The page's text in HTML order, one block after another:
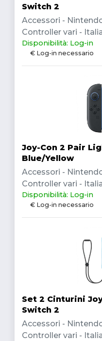
Switch 2
Accessori -
Controller vari -
Disponibilità: Log-in
€ Log-in necessario
Joy-Con 2 Pair
Blue/Yellow
Accessori -
Controller vari -
Disponibilità: Log-in
€ Log-in necessario
Set 2 Cinturini
Switch 2
Accessori -
Controller vari -